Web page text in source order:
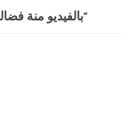
بالفيديو منة فضالي : “ياسمين صبري ممثلة ضعيفة وبتشتري الشهرة”